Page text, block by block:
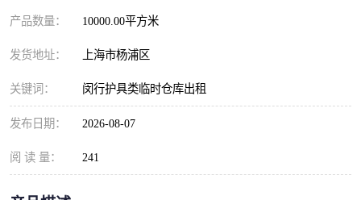
产品数量： 10000.00平方米
发货地址： 上海市杨浦区
关键词： 闵行护具类临时仓库出租
发布日期： 2026-08-07
阅 读 量： 241